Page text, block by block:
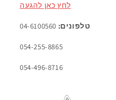
לחץ כאן להגעה
טלפונים:
054-255-8865
054-496-8716